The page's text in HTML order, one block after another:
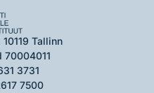
Tallinn
70004011
3731
617 7500